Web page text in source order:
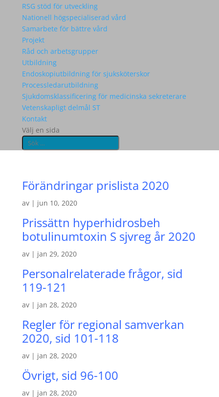
RSG stöd för utveckling
Nationell högspecialiserad vård
Samarbete för bättre vård
Projekt
Råd och arbetsgrupper
Utbildning
Endoskopiutbildning för sjuksköterskor
Processledarutbildning
Sjukdomsklassificering för medicinska sekreterare
Vetenskapligt delmål ST
Kontakt
Välj en sida
Förändringar prislista 2020
av | jun 10, 2020
Prissättn hyperhidrosbeh
botulinumtoxin S sjvreg år 2020
av | jan 29, 2020
Personalrelaterade frågor, sid
119-121
av | jan 28, 2020
Regler för regional samverkan
2020, sid 101-118
av | jan 28, 2020
Övrigt, sid 96-100
av | jan 28, 2020